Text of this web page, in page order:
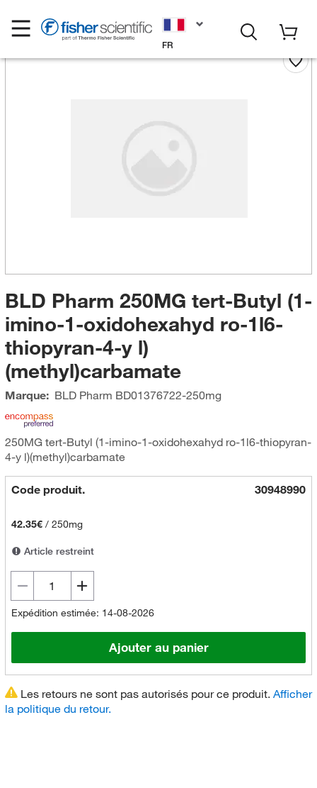
FR
BLD Pharm 250MG tert-Butyl (1-
imino-1-oxidohexahyd ro-1l6-
thiopyran-4-y l)
(methyl)carbamate
Marque: BLD Pharm BD01376722-250mg
250MG tert-Butyl (1-imino-1-oxidohexahyd ro-1l6-thiopyran-
4-y l)(methyl)carbamate
Code produit. 30948990
42.35€/ 250mg
Article restreint
Expédition estimée: 14-08-2026
Ajouter au panier
Les retours ne sont pas autorisés pour ce produit. Afficher
la politique du retour.